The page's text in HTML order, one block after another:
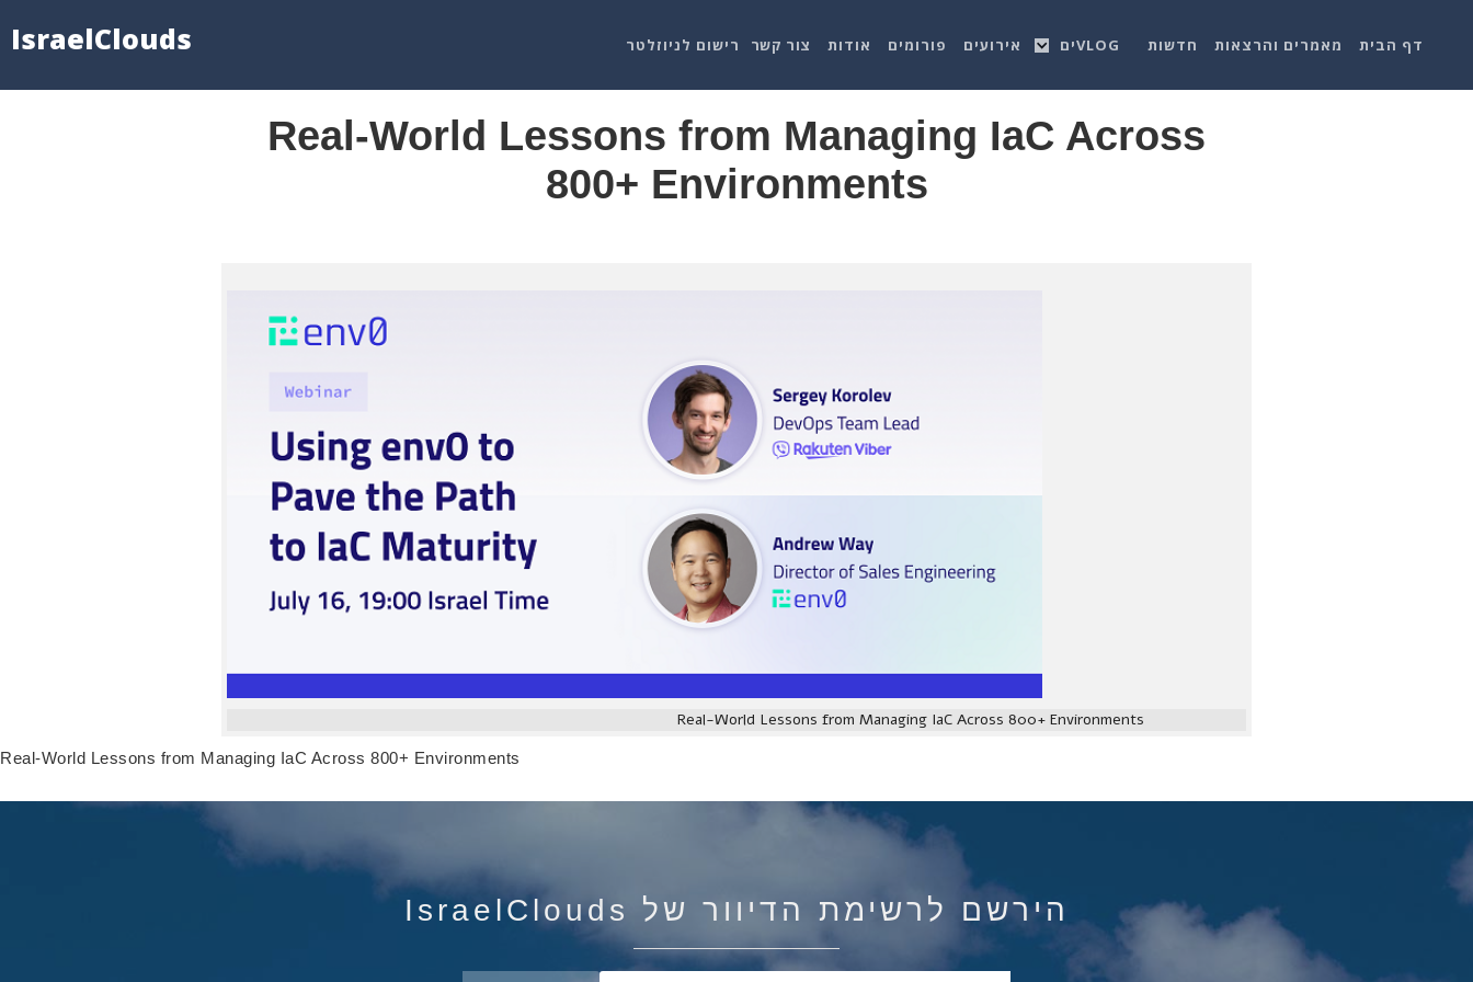
IsraelClouds דף הבית מאמרים והרצאות חדשות VLOGים אירועים פורומים אודות צור קשר רישום לניוזלטר
Real-World Lessons from Managing IaC Across
800+ Environments
Real-World Lessons from Managing IaC Across 800+ Environments
Real-World Lessons from Managing IaC Across 800+ Environments
הירשם לרשימת הדיוור של IsraelClouds